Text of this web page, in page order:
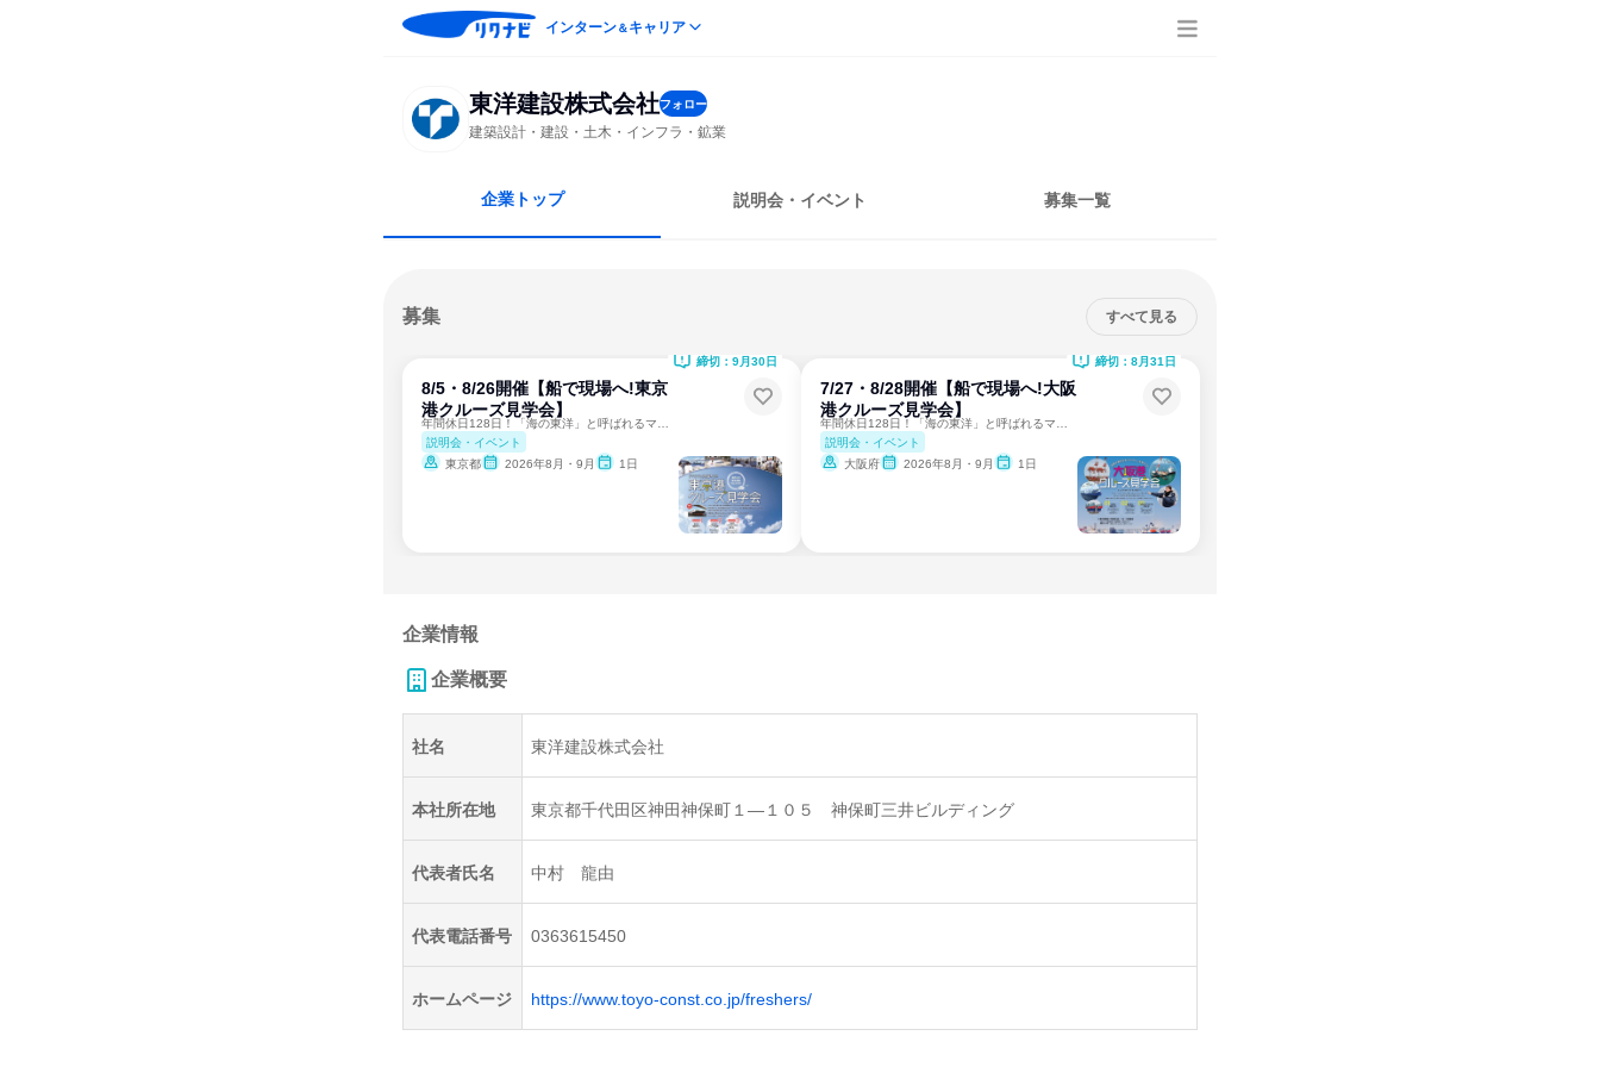
インターン＆キャリア
東洋建設株式会社フォロー
建築設計・建設・土木・インフラ・鉱業
企業トップ 説明会・イベント 募集一覧
募集 すべて見る
8/5・8/26開催【船で現場へ!東京
港クルーズ見学会】
説明会・イベント
東京都
2026年8月・9月 1日
締切：9月30日
7/27・8/28開催【船で現場へ!大阪
港クルーズ見学会】
説明会・イベント
大阪府
2026年8月・9月 1日
締切：8月31日
企業情報
企業概要
社名 東洋建設株式会社
本社所在地 東京都千代田区神田神保町１―１０５ 神保町三井ビルディング
代表者氏名 中村 龍由
代表電話番号 0363615450
ホームページ https://www.toyo-const.co.jp/freshers/